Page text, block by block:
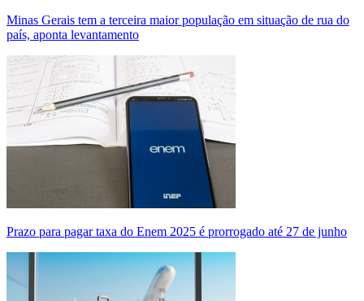
Minas Gerais tem a terceira maior população em situação de rua do
país, aponta levantamento
Prazo para pagar taxa do Enem 2025 é prorrogado até 27 de junho